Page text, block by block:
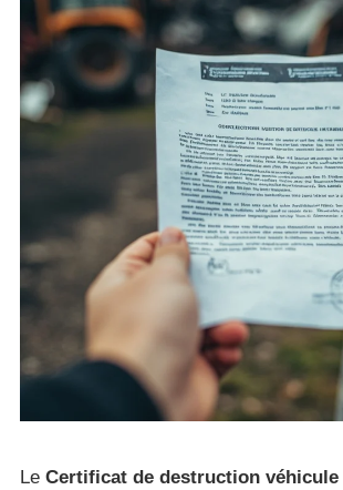
Le Certificat de destruction véhicule